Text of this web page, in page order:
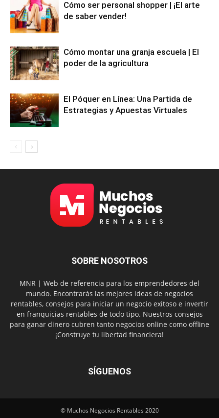
Cómo ser personal shopper | ¡El arte
de saber vender!
Cómo montar una granja escuela | El
poder de la agricultura
El Póquer en Línea: Una Partida de
Estrategias y Apuestas Virtuales
SOBRE NOSOTROS
MNR | Web de referencia para los emprendedores del
mundo. Encontrarás las mejores ideas de negocios
rentables, consejos para iniciar un negocio exitoso e invertir
en franquicias rentables de todo tipo. Nuestros consejos
para ganar dinero cubren tanto negocios online como offline
¡Construye tu libertad financiera!
SÍGUENOS
© Muchos Negocios Rentables 2020